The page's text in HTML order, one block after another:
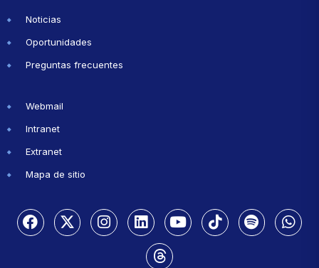
Noticias
Oportunidades
Preguntas frecuentes
Webmail
Intranet
Extranet
Mapa de sitio